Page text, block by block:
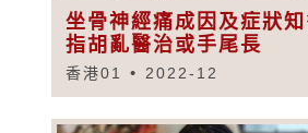
坐骨神經痛成因及症狀
指胡亂醫治或手尾長
香港01 2022-12